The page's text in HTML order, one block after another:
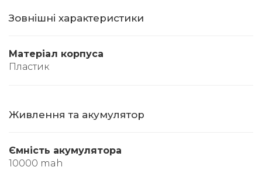
Зовнішні характеристики
Матеріал корпуса
Пластик
Живлення та акумулятор
Ємність акумулятора
10000 mah